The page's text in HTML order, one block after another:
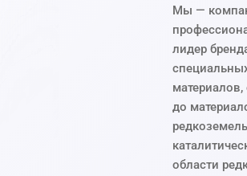
Мы —
лидер
до
области